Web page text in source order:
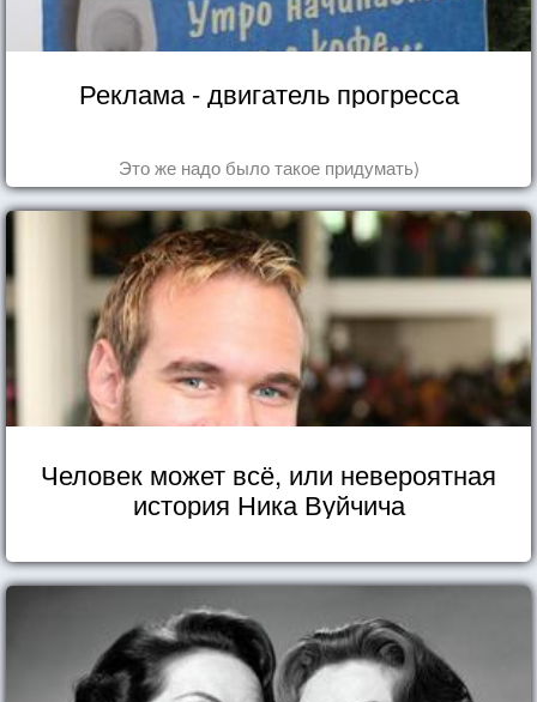
Реклама - двигатель прогресса
Это же надо было такое придумать)
Человек может всё, или невероятная
история Ника Вуйчича